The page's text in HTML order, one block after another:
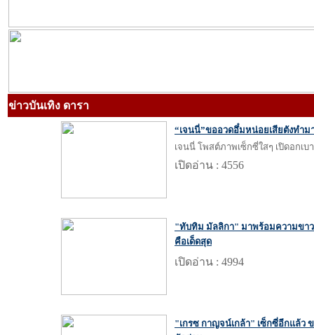
ข่าวบันเทิง ดารา
“เจนนี่”ขออวดอึ๋มหน่อยเสียตังทำม
เจนนี่ โพสต์ภาพเซ็กซี่ใสๆ เปิดอกเ
เปิดอ่าน : 4556
"ทับทิม มัลลิกา" มาพร้อมความขา
คือเด็ดสุด
เปิดอ่าน : 4994
"เกรซ กาญจน์เกล้า" เซ็กซี่อีกแล้ว